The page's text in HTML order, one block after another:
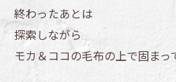
終わったあとは
探索しながら
モカ＆ココの毛布の上で固まっ